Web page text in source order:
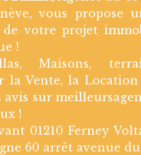
vous propose
de votre projet
!
Maisons,
la Vente, la
sur
!
01210 Ferney
60 arrêt avenue du